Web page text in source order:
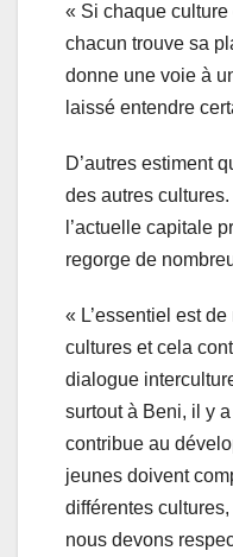
« Si chaque
chacun trouve sa
donne une voie à
laissé entendre
D’autres estiment
des autres
l’actuelle capitale
regorge de
« L’essentiel est
cultures et cela
dialogue
surtout à Beni, il y
contribue au
jeunes doivent
différentes
nous devons